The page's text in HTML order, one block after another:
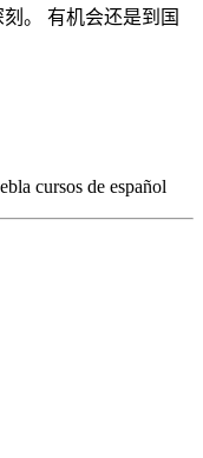
。 有机会还是到国